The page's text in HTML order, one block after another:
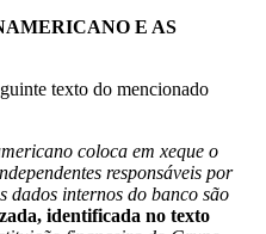
E AS
texto do mencionado
coloca em xeque o
responsáveis por
dados internos do banco são
identificada no texto